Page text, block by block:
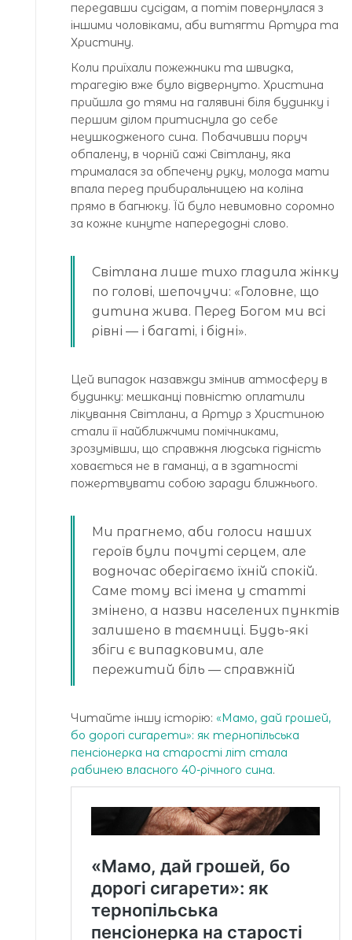
передавши сусідам, а потім повернулася з
іншими чоловіками, аби витягти Артура та
Христину.
Коли приїхали пожежники та швидка,
трагедію вже було відвернуто. Христина
прийшла до тями на галявині біля будинку і
першим ділом притиснула до себе
неушкодженого сина. Побачивши поруч
обпалену, в чорній сажі Світлану, яка
трималася за обпечену руку, молода мати
впала перед прибиральницею на коліна
прямо в багнюку. Їй було невимовно соромно
за кожне кинуте напередодні слово.
Світлана лише тихо гладила жінку
по голові, шепочучи: «Головне, що
дитина жива. Перед Богом ми всі
рівні — і багаті, і бідні».
Цей випадок назавжди змінив атмосферу в
будинку: мешканці повністю оплатили
лікування Світлани, а Артур з Христиною
стали її найближчими помічниками,
зрозумівши, що справжня людська гідність
ховається не в гаманці, а в здатності
пожертвувати собою заради ближнього.
Ми прагнемо, аби голоси наших
героїв були почуті серцем, але
водночас оберігаємо їхній спокій.
Саме тому всі імена у статті
змінено, а назви населених пунктів
залишено в таємниці. Будь-які
збіги є випадковими, але
пережитий біль — справжній
Читайте іншу історію: «Мамо, дай грошей,
бо дорогі сигарети»: як тернопільська
пенсіонерка на старості літ стала
рабинею власного 40-річного сина.